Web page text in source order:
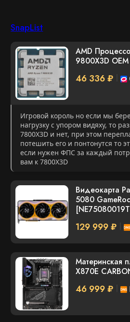
Перейти
содержимому
SnapList
AMD
9800X3D
46 336 ₽
Игровой король но если мы
нагрузку с упором видяху, то
7800X3D и нет, при этом
потешить его и понтонутся то
если нужен ФПС за каждый
вам к 7800X3D
Видеокарта
5080
129 999 ₽
Материнская
X870E
46 999 ₽